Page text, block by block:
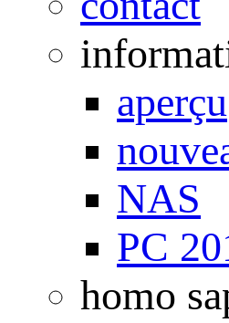
aperçu
NAS
PC
homo